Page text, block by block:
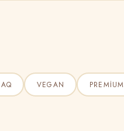
VEGAN PREMIUM